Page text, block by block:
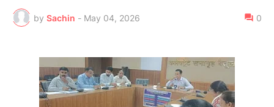
by Sachin - May 04, 2026 0